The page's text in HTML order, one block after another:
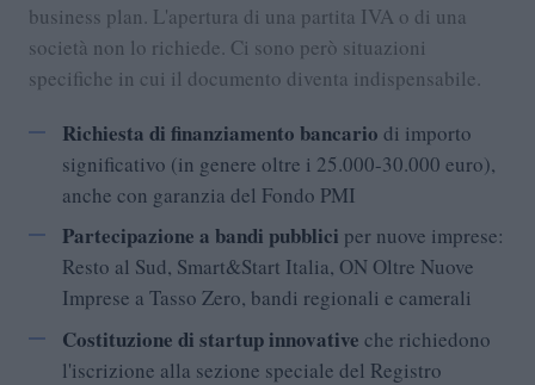
business plan. L'apertura di una partita IVA o di una
società non lo richiede. Ci sono però situazioni
specifiche in cui il documento diventa indispensabile.
Richiesta di finanziamento bancario di importo
significativo (in genere oltre i 25.000-30.000 euro),
anche con garanzia del Fondo PMI
Partecipazione a bandi pubblici per nuove imprese:
Resto al Sud, Smart&Start Italia, ON Oltre Nuove
Imprese a Tasso Zero, bandi regionali e camerali
Costituzione di startup innovative che richiedono
l'iscrizione alla sezione speciale del Registro